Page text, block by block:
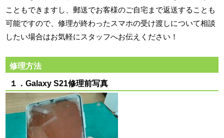
こともできますし、郵送でお客様のご自宅まで返送することも
可能ですので、修理が終わったスマホの受け渡しについて相談
したい場合はお気軽にスタッフへお伝えください！
修理方法
１．Galaxy S21修理前写真